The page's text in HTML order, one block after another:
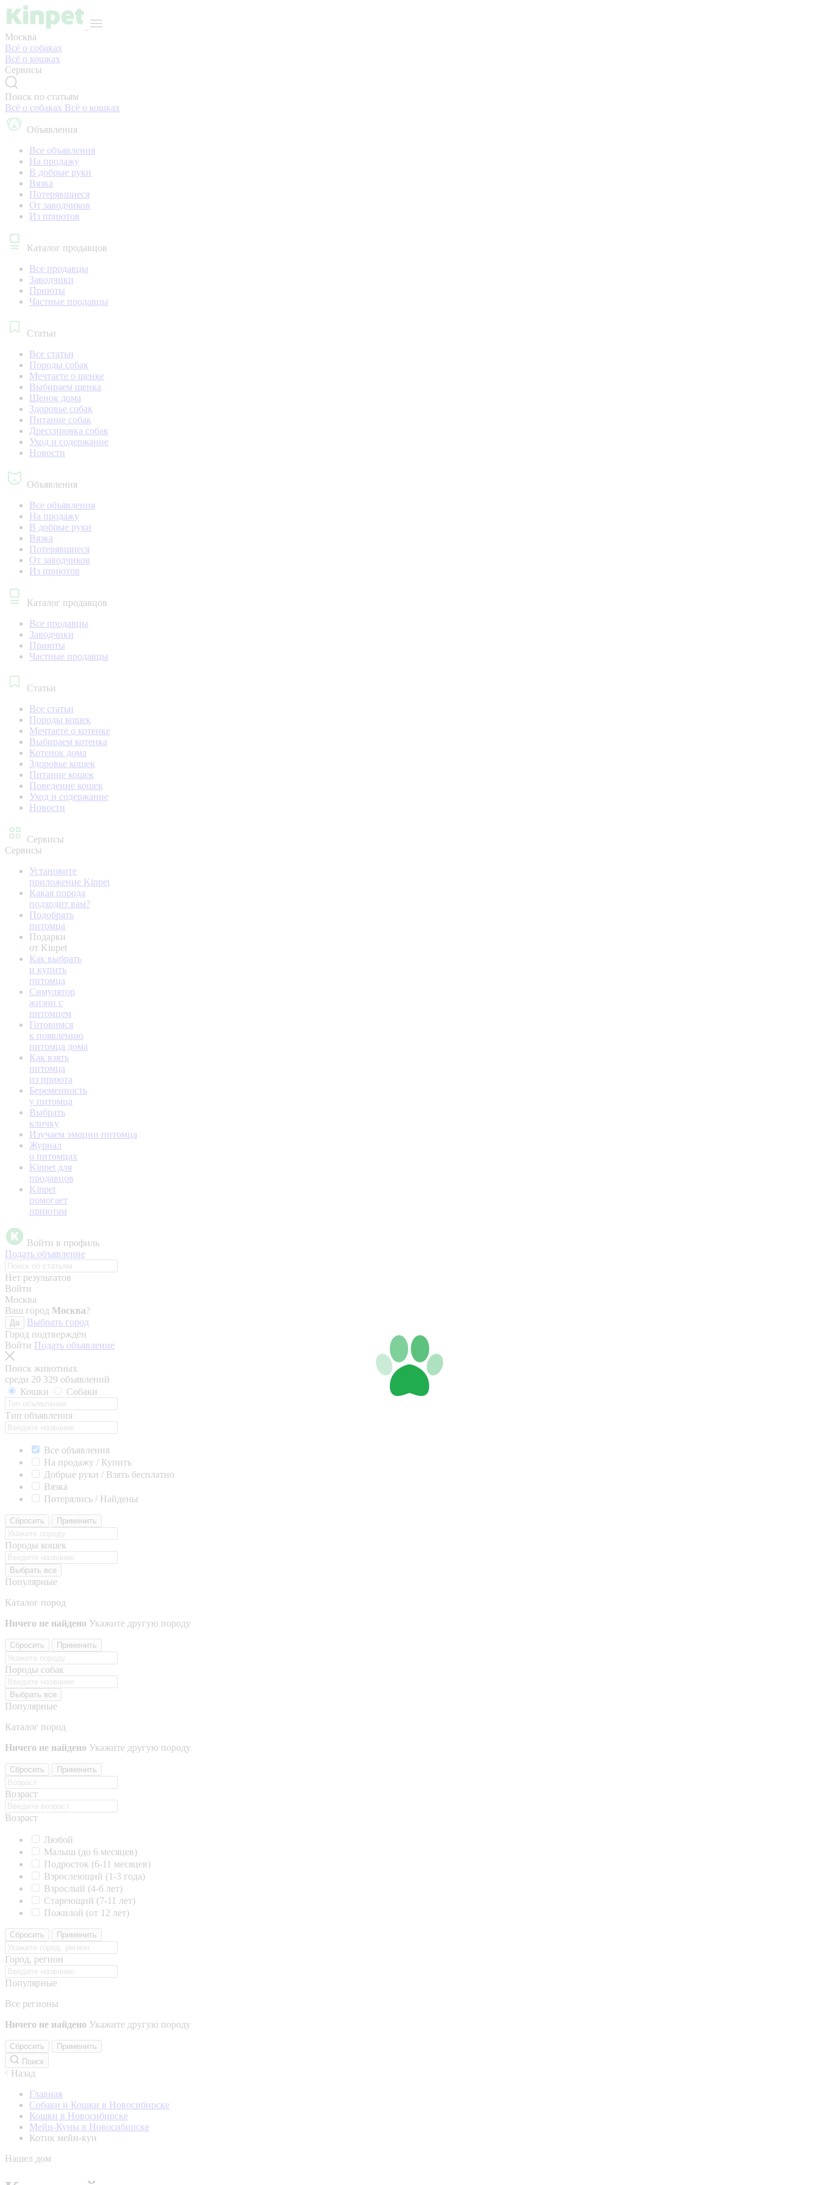
Москва
Всё о собаках
Всё о кошках
Сервисы
Поиск по статьям
Всё о собаках Всё о кошках
Объявления
Все объявления
На продажу
В добрые руки
Вязка
Потерявшиеся
От заводчиков
Из приютов
Каталог продавцов
Все продавцы
Заводчики
Приюты
Частные продавцы
Статьи
Все статьи
Породы собак
Мечтаете о щенке
Выбираем щенка
Щенок дома
Здоровье собак
Питание собак
Дрессировка собак
Уход и содержание
Новости
Объявления
Все объявления
На продажу
В добрые руки
Вязка
Потерявшиеся
От заводчиков
Из приютов
Каталог продавцов
Все продавцы
Заводчики
Приюты
Частные продавцы
Статьи
Все статьи
Породы кошек
Мечтаете о котенке
Выбираем котенка
Котенок дома
Здоровье кошек
Питание кошек
Поведение кошек
Уход и содержание
Новости
Сервисы
Сервисы
Установите
приложение Kinpet
Какая порода
подходит вам?
Подобрать
питомца
Подарки
от Kinpet
Как выбрать
и купить
питомца
Симулятор
жизни с
питомцем
Готовимся
к появлению
питомца дома
Как взять
питомца
из приюта
Беременность
у питомца
Выбрать
кличку
Изучаем эмоции питомца
Журнал
о питомцах
Kinpet для
продавцов
Kinpet
помогает
приютам
Войти в профиль
Подать объявление
Нет результатов
Войти
Москва
Ваш город Москва?
Да
Выбрать город
Город подтверждён
Войти Подать объявление
Поиск животных
среди 20 329 объявлений
Кошки
Собаки
Тип объявления
Все объявления
На продажу / Купить
Добрые руки / Взять бесплатно
Вязка
Потерялись / Найдены
Сбросить Применить
Породы кошек
Выбрать все
Популярные
Каталог пород
Ничего не найдено Укажите другую породу
Сбросить Применить
Породы собак
Выбрать все
Популярные
Каталог пород
Ничего не найдено Укажите другую породу
Сбросить Применить
Возраст
Возраст
Любой
Малыш (до 6 месяцев)
Подросток (6-11 месяцев)
Взрослеющий (1-3 года)
Взрослый (4-6 лет)
Стареющий (7-11 лет)
Пожилой (от 12 лет)
Сбросить Применить
Город, регион
Популярные
Все регионы
Ничего не найдено Укажите другую породу
Сбросить
Применить
Поиск
Назад
Главная
Собаки и Кошки в Новосибирске
Кошки в Новосибирске
Мейн-Куны в Новосибирске
Котик мейн-кун
Нашел дом